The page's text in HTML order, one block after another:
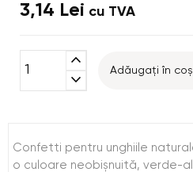
3,14 Lei cu TVA
expand_less
expand_more
Adăugați în coș
Confetti pentru unghiile
o culoare neobişnuită, verde-